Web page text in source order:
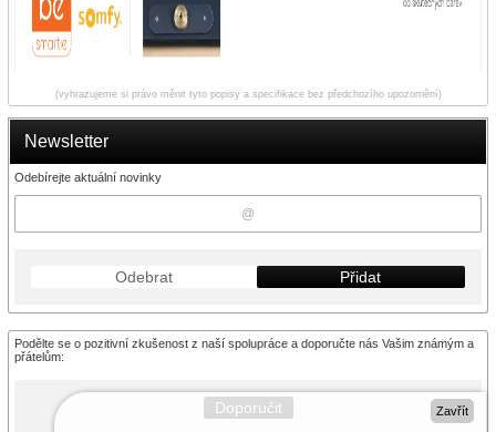
Newsletter
Odebírejte aktuální novinky
Odebrat Přidat
Podělte se o pozitivní zkušenost z naší spolupráce a doporučte nás Vašim známým a
přátelům:
Doporučit
(vyhrazujeme si právo měnit tyto popisy a specifikace bez předchozího upozornění)
Zavřít